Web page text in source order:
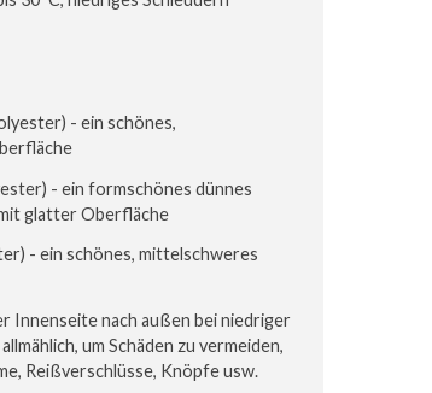
- ein schönes,
- ein formschönes dünnes
glatter Oberfläche
- ein schönes, mittelschweres
Innenseite nach außen bei niedriger
um Schäden zu vermeiden,
Reißverschlüsse, Knöpfe usw.